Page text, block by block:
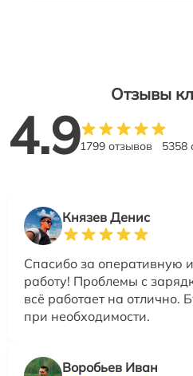
Отзывы
4.91799 отзывов 5358
Князев Денис
Спасибо за оперативную
работу! Проблемы с
всё работает на отлично.
при необходимости.
Воробьев Иван